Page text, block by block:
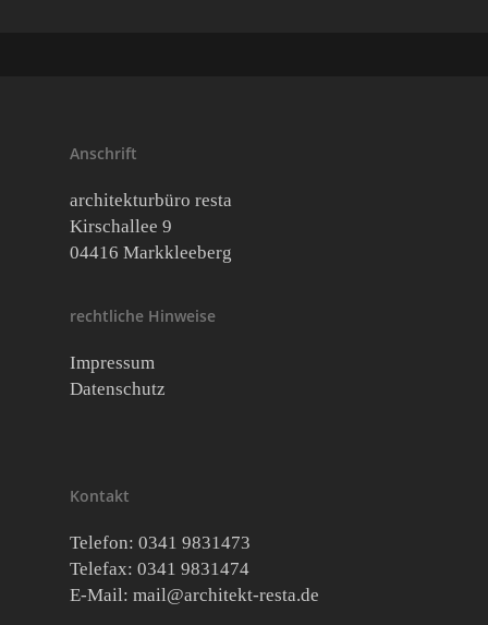
Anschrift
architekturbüro resta
Kirschallee 9
04416 Markkleeberg
rechtliche Hinweise
Impressum
Datenschutz
Kontakt
Telefon: 0341 9831473
Telefax: 0341 9831474
E-Mail: mail@architekt-resta.de